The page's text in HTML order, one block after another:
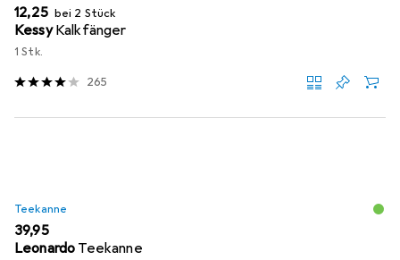
EUR
12,25 bei 2 Stück
Kessy Kalkfänger
1 Stk.
265
Teekanne
EUR
39,95
Leonardo Teekanne